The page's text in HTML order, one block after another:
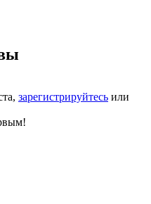
зарегистрируйтесь или